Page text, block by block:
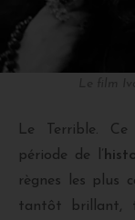
Le Terrible.
période de l’
règnes les plus
tantôt brillant,